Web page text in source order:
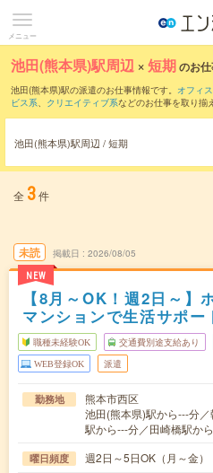
メニュー
池田(熊本県)駅周辺 ×短期のお
池田(熊本県)駅の派遣のお仕事情報です。 オフィ
ビス系、 クリエイティブ系などのお仕事を取り揃
池田(熊本県)駅周辺 / 短期
全 3件
未読
NEW
掲載日 2026/08/05
【8月～OK！週2日～】
マンションで生活サポー
職種未経験OK 交通費別途支給あり
WEB登録OK 派遣
勤務地
熊本市西区
池田(熊本県)駅から---分
駅から---分／田崎橋駅か
曜日頻度 週2日～5日OK（月～金